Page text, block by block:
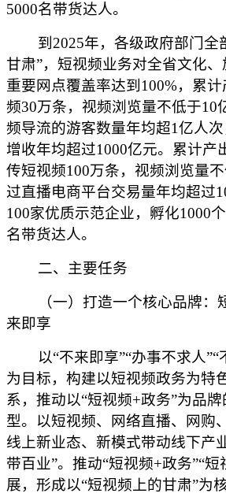
5000名带货达人。
到2025年，各级政府部门全
甘肃”，短视频业务对全省文化
重要网点覆盖率达到100%，累
频30万条，视频浏览量不低于10
频导流的游客数量年均超1亿人
增收年均超过1000亿元。累计产
传短视频100万条，视频浏览量
过直播电商平台交易量年均超过
100家优质示范企业，孵化1000
名带货达人。
二、主要任务
（一）打造一个核心品牌：
来即享
以“不来即享”“办事不求人”“
为目标，构建以短视频政务为特
系，推动以“短视频+政务”为品
型。以短视频、网络直播、网购
线上新业态、新模式带动线下产
带百业”。推动“短视频+政务”“
展，形成以“短视频上的甘肃”为